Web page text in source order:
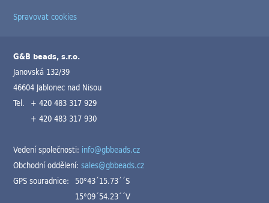
Spravovat cookies
G&B beads, s.r.o.
Janovská 132/39
46604 Jablonec nad Nisou
Tel. + 420 483 317 929
+ 420 483 317 930
Vedení společnosti: info@gbbeads.cz
Obchodní oddělení:sales@gbbeads.cz
GPS souradnice: 50°43´15.73´´S
15°09´54.23´´V